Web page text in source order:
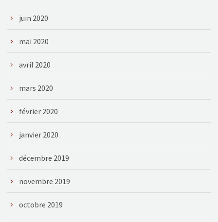
juin 2020
mai 2020
avril 2020
mars 2020
février 2020
janvier 2020
décembre 2019
novembre 2019
octobre 2019